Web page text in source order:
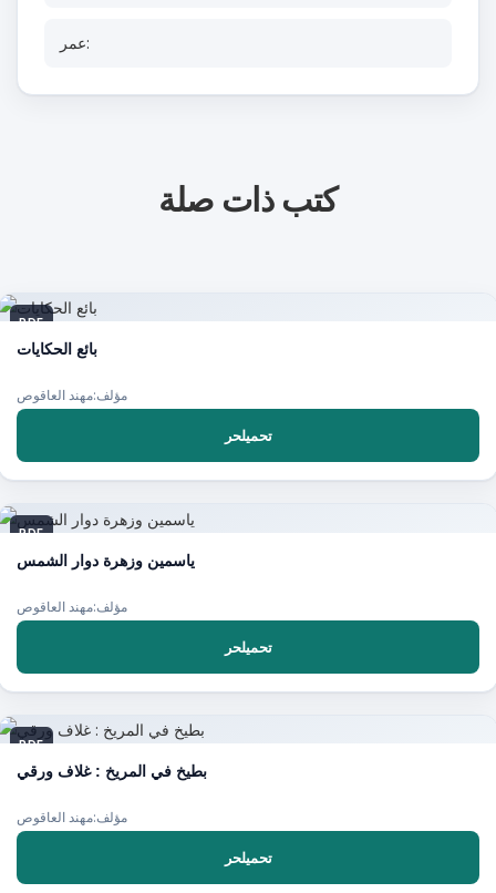
عمر:
كتب ذات صلة
PDF
بائع الحكايات
مؤلف:مهند العاقوص
تحميلحر
PDF
ياسمين وزهرة دوار الشمس
مؤلف:مهند العاقوص
تحميلحر
PDF
بطيخ في المريخ : غلاف ورقي
مؤلف:مهند العاقوص
تحميلحر